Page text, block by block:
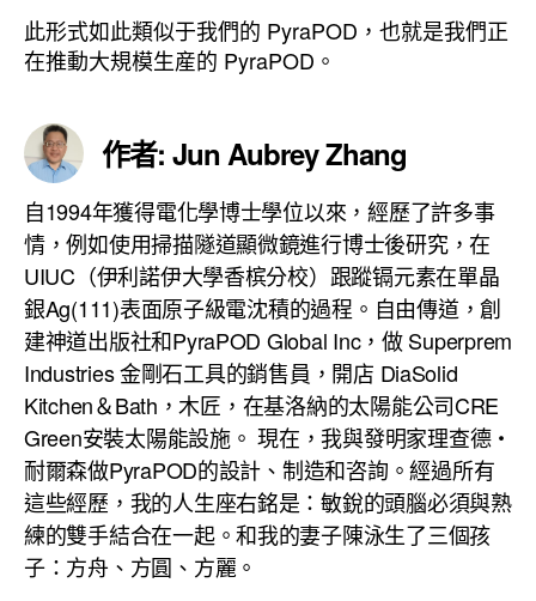
相
似〉
此形式如此類似于我們的 PyraPOD，也就是我們正
在推動大規模生産的 PyraPOD。
作者: Jun Aubrey Zhang
自1994年獲得電化學博士學位以來，經歷了許多事
情，例如使用掃描隧道顯微鏡進行博士後研究，在
UIUC（伊利諾伊大學香槟分校）跟蹤镉元素在單晶
銀Ag(111)表面原子級電沈積的過程。自由傳道，創
建神道出版社和PyraPOD Global Inc，做 Superprem
Industries 金剛石工具的銷售員，開店 DiaSolid
Kitchen＆Bath，木匠，在基洛納的太陽能公司CRE
Green安裝太陽能設施。 現在，我與發明家理查德・
耐爾森做PyraPOD的設計、制造和咨詢。經過所有
這些經歷，我的人生座右銘是：敏銳的頭腦必須與熟
練的雙手結合在一起。和我的妻子陳泳生了三個孩
子：方舟、方圓、方麗。